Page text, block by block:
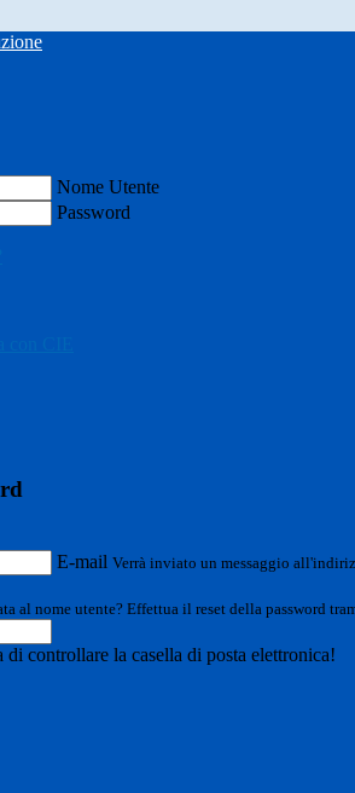
Nome Utente
Password
E-mail Verrà inviato un messaggio
al nome utente? Effettua il reset della password
controllare la casella di posta elettronica!